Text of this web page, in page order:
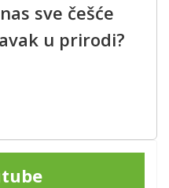
sve češće
u prirodi?